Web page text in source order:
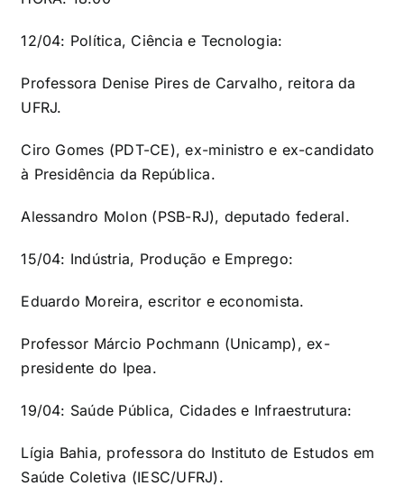
12/04: Política, Ciência e Tecnologia:
Professora Denise Pires de Carvalho, reitora da
UFRJ.
Ciro Gomes (PDT-CE), ex-ministro e ex-candidato
à Presidência da República.
Alessandro Molon (PSB-RJ), deputado federal.
15/04: Indústria, Produção e Emprego:
Eduardo Moreira, escritor e economista.
Professor Márcio Pochmann (Unicamp), ex-
presidente do Ipea.
19/04: Saúde Pública, Cidades e Infraestrutura:
Lígia Bahia, professora do Instituto de Estudos em
Saúde Coletiva (IESC/UFRJ).